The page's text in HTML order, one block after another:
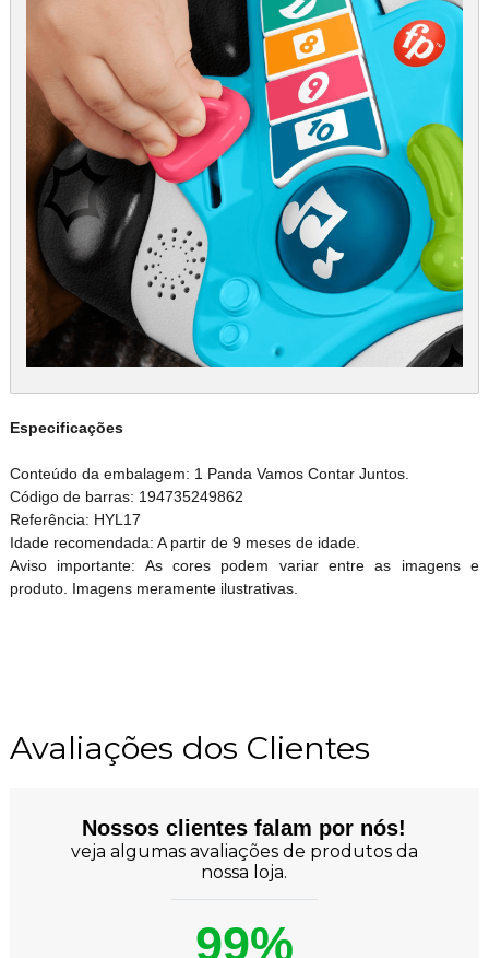
Especificações
Conteúdo da embalagem: 1 Panda Vamos Contar Juntos.
Código de barras: 194735249862
Referência: HYL17
Idade recomendada: A partir de 9 meses de idade.
Aviso importante: As cores podem variar entre as imagens e
produto. Imagens meramente ilustrativas.
Avaliações dos Clientes
Nossos clientes falam por nós!
veja algumas avaliações de produtos da
nossa loja.
99%